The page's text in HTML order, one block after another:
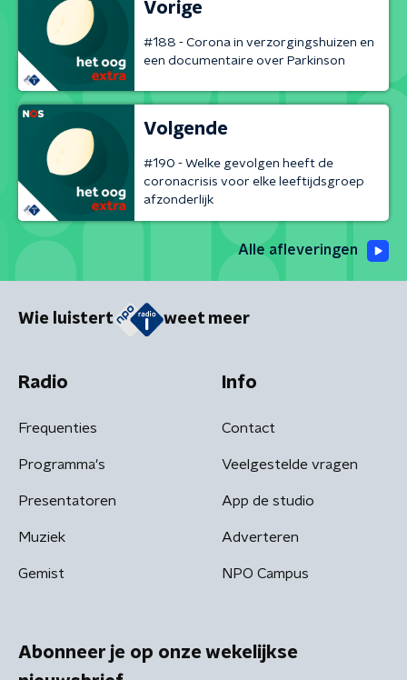
Vorige
#188 - Corona in verzorgingshuizen en
een documentaire over Parkinson
Volgende
#190 - Welke gevolgen heeft de
coronacrisis voor elke leeftijdsgroep
afzonderlijk
Alle afleveringen
Wie luistert weet meer
Radio
Frequenties
Programma's
Presentatoren
Muziek
Gemist
Info
Contact
Veelgestelde vragen
App de studio
Adverteren
NPO Campus
Abonneer je op onze wekelijkse